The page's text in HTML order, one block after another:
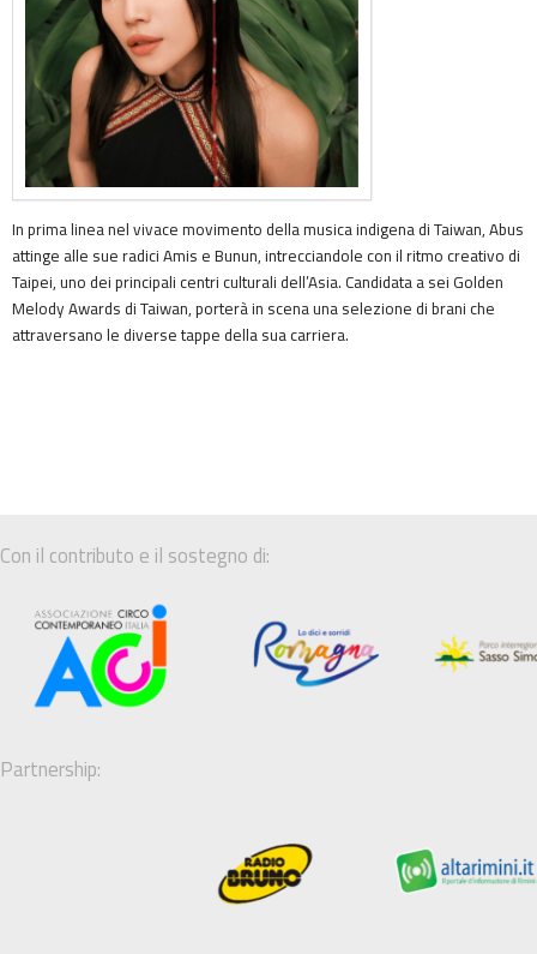
In prima linea nel vivace movimento della musica indigena di Taiwan, Abus
attinge alle sue radici Amis e Bunun, intrecciandole con il ritmo creativo di
Taipei, uno dei principali centri culturali dell’Asia. Candidata a sei Golden
Melody Awards di Taiwan, porterà in scena una selezione di brani che
attraversano le diverse tappe della sua carriera.
Con il contributo e il sostegno di:
Partnership: